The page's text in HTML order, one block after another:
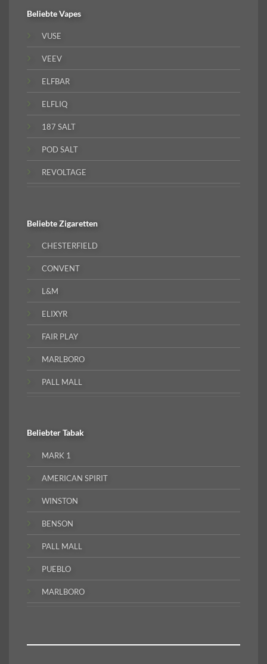
BeliebteVapes
VUSE
VEEV
ELFBAR
ELFLIQ
187 SALT
POD SALT
REVOLTAGE
BeliebteZigaretten
CHESTERFIELD
CONVENT
L&M
ELIXYR
FAIR PLAY
MARLBORO
PALL MALL
BeliebterTabak
MARK 1
AMERICAN SPIRIT
WINSTON
BENSON
PALL MALL
PUEBLO
MARLBORO